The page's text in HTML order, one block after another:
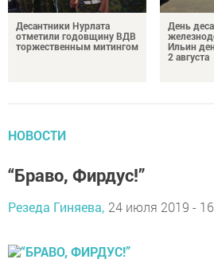
Десантники Нурлата
отметили годовщину ВДВ
торжественным митингом
День
Ильин
2 августа
НОВОСТИ
“Браво, Фирдус!”
Резеда Гиняева, 24 июля 2019 -